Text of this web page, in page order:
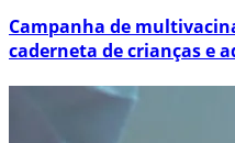
Campanha de
caderneta de crianças e